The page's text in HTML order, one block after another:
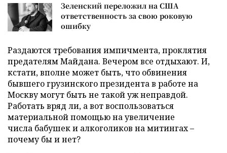
Зеленский переложил на США
ответственность за свою роковую
ошибку
Раздаются требования импичмента, проклятия
предателям Майдана. Вечером все отдыхают. И,
кстати, вполне может быть, что обвинения
бывшего грузинского президента в работе на
Москву могут быть не такой уж неправдой.
Работать вряд ли, а вот воспользоваться
материальной помощью на увеличение
числа бабушек и алкоголиков на митингах –
почему бы и нет?